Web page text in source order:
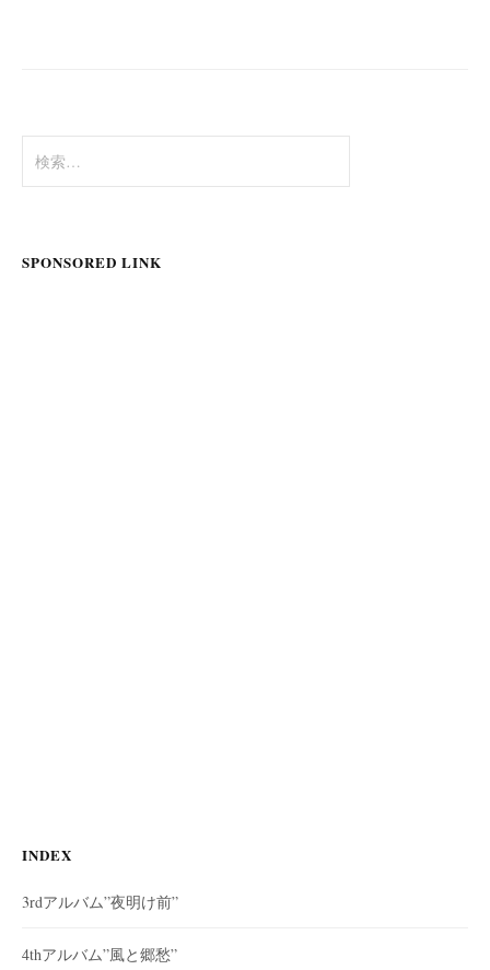
索:
SPONSORED LINK
INDEX
3rdアルバム”夜明け前”
4thアルバム”風と郷愁”